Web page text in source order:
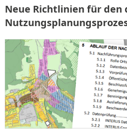
Neue Richtlinien für den